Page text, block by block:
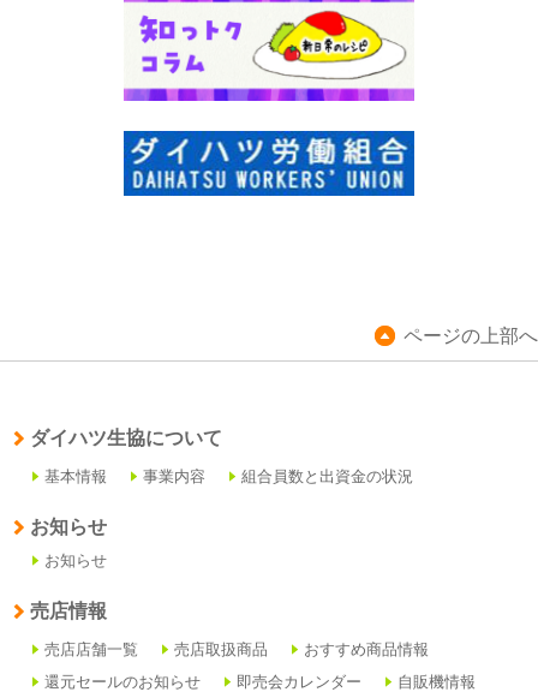
ページの上部へ
ダイハツ生協について
基本情報 事業内容 組合員数と出資金の状況
お知らせ
お知らせ
売店情報
売店店舗一覧 売店取扱商品
おすすめ商品情報
還元セールのお知らせ
即売会カレンダー 自販機情報